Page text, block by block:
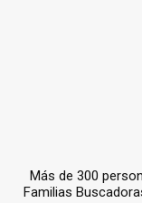
Más de 300
Familias